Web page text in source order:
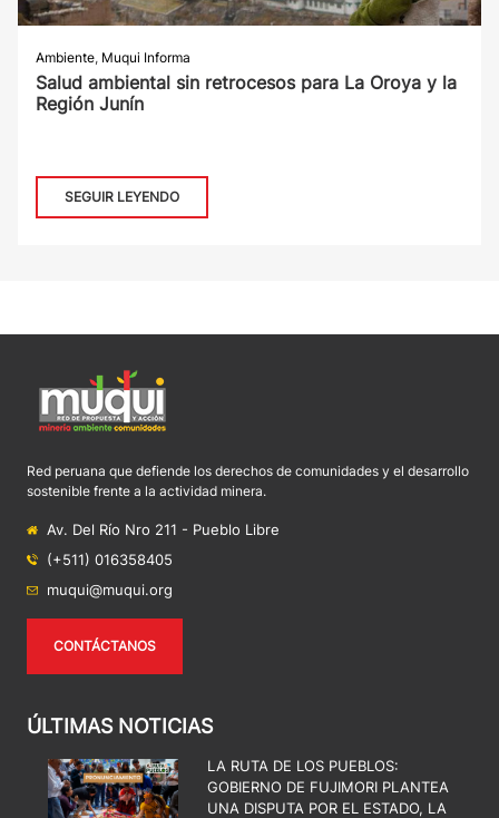
Ambiente, Muqui Informa
Salud ambiental sin retrocesos para La Oroya y la
Región Junín
SEGUIR LEYENDO
Red peruana que defiende los derechos de comunidades y el desarrollo
sostenible frente a la actividad minera.
Av. Del Río Nro 211 - Pueblo Libre
(+511) 016358405
muqui@muqui.org
CONTÁCTANOS
ÚLTIMAS NOTICIAS
LA RUTA DE LOS PUEBLOS:
GOBIERNO DE FUJIMORI PLANTEA
UNA DISPUTA POR EL ESTADO, LA